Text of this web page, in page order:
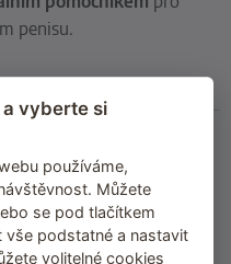
penisu.
pump na penis na
firmy You2Toys si od nás
na jejich názor a
jakýchkoliv dotazů!
vyberte si
používáme,
Můžete
se pod tlačítkem
vše podstatné a nastavit
volitelné cookies